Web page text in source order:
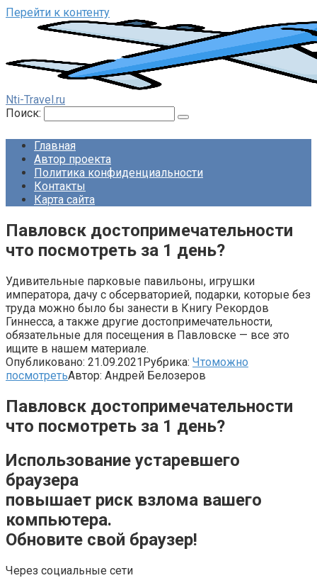
Перейти к контенту
Nti-Travel.ru
Поиск:
Главная
Автор проекта
Политика конфиденциальности
Контакты
Карта сайта
Павловск достопримечательности
что посмотреть за 1 день?
Удивительные парковые павильоны, игрушки
императора, дачу с обсерваторией, подарки, которые без
труда можно было бы занести в Книгу Рекордов
Гиннесса, а также другие достопримечательности,
обязательные для посещения в Павловске — все это
ищите в нашем материале.
Опубликовано: 21.09.2021Рубрика: Чтоможно
посмотретьАвтор: Андрей Белозеров
Павловск достопримечательности
что посмотреть за 1 день?
Использование устаревшего
браузера
повышает риск взлома вашего
компьютера.
Обновите свой браузер!
Через социальные сети